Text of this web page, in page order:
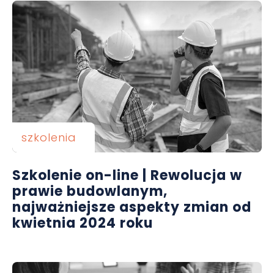
szkolenia
Szkolenie on-line | Rewolucja w
prawie budowlanym,
najważniejsze aspekty zmian od
kwietnia 2024 roku